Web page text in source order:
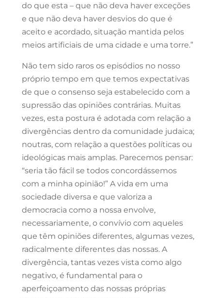
do que esta – que não deva haver exceções
e que não deva haver desvios do que é
aceito e acordado, situação mantida pelos
meios artificiais de uma cidade e uma torre.”
Não tem sido raros os episódios no nosso
próprio tempo em que temos expectativas
de que o consenso seja estabelecido com a
supressão das opiniões contrárias. Muitas
vezes, esta postura é adotada com relação a
divergências dentro da comunidade judaica;
noutras, com relação a questões políticas ou
ideológicas mais amplas. Parecemos pensar:
“seria tão fácil se todos concordássemos
com a minha opinião!” A vida em uma
sociedade diversa e que valoriza a
democracia como a nossa envolve,
necessariamente, o convívio com aqueles
que têm opiniões diferentes, algumas vezes,
radicalmente diferentes das nossas. A
divergência, tantas vezes vista como algo
negativo, é fundamental para o
aperfeiçoamento das nossas próprias